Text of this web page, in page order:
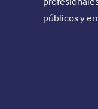
públicos y